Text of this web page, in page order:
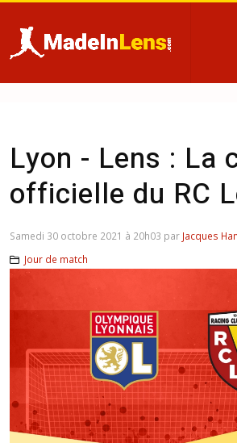
Lyon - Lens : La
officielle du RC
Samedi 30 octobre 2021 à 20h03 par Jacques
Jour de match